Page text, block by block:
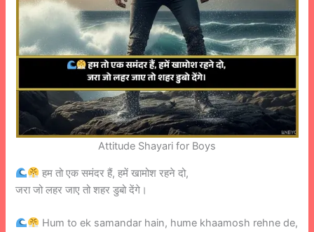
Attitude Shayari for Boys
हम तो एक समंदर हैं, हमें खामोश रहने दो,
जरा जो लहर जाए तो शहर डुबो देंगे।
Hum to ek samandar hain, hume khaamosh rehne de,